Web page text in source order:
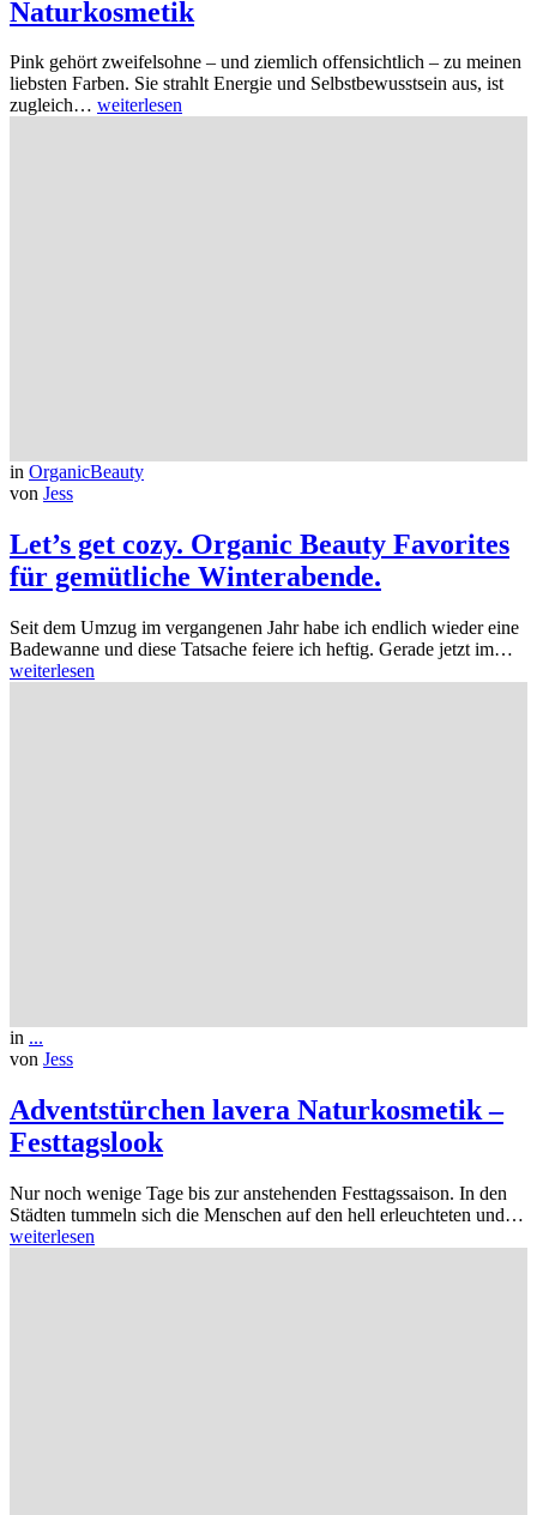
Naturkosmetik
Pink gehört zweifelsohne – und ziemlich offensichtlich – zu meinen
liebsten Farben. Sie strahlt Energie und Selbstbewusstsein aus, ist
zugleich… weiterlesen
in OrganicBeauty
von Jess
Let’s get cozy. Organic Beauty Favorites
für gemütliche Winterabende.
Seit dem Umzug im vergangenen Jahr habe ich endlich wieder eine
Badewanne und diese Tatsache feiere ich heftig. Gerade jetzt im…
weiterlesen
in ...
von Jess
Adventstürchen lavera Naturkosmetik –
Festtagslook
Nur noch wenige Tage bis zur anstehenden Festtagssaison. In den
Städten tummeln sich die Menschen auf den hell erleuchteten und…
weiterlesen